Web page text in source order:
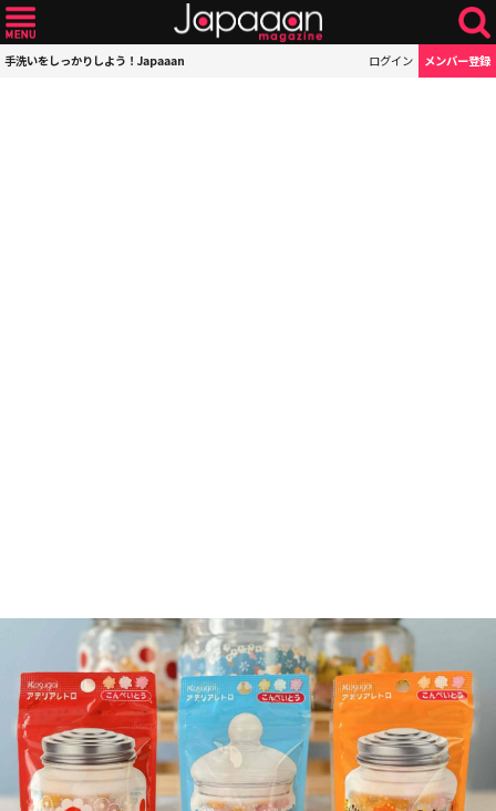
手洗いをしっかりしよう！Japaaan ログイン メンバー登録